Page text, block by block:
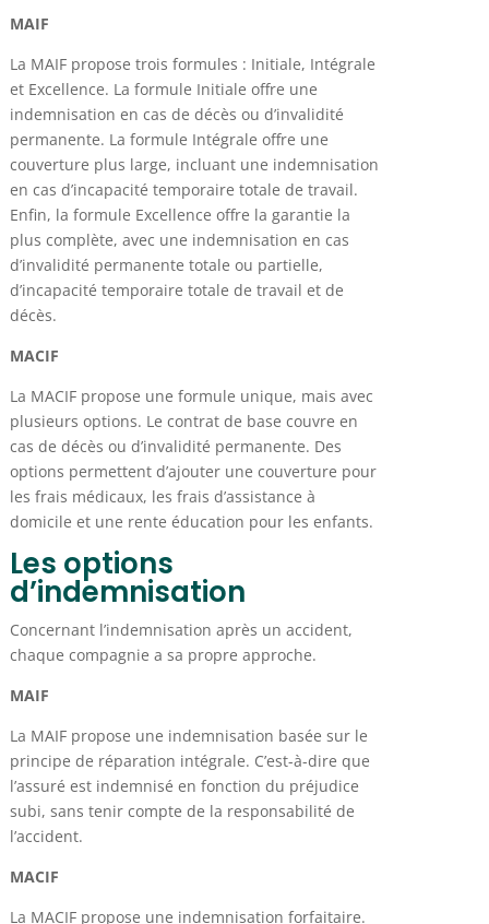
MAIF
La MAIF propose trois formules : Initiale, Intégrale
et Excellence. La formule Initiale offre une
indemnisation en cas de décès ou d’invalidité
permanente. La formule Intégrale offre une
couverture plus large, incluant une indemnisation
en cas d’incapacité temporaire totale de travail.
Enfin, la formule Excellence offre la garantie la
plus complète, avec une indemnisation en cas
d’invalidité permanente totale ou partielle,
d’incapacité temporaire totale de travail et de
décès.
MACIF
La MACIF propose une formule unique, mais avec
plusieurs options. Le contrat de base couvre en
cas de décès ou d’invalidité permanente. Des
options permettent d’ajouter une couverture pour
les frais médicaux, les frais d’assistance à
domicile et une rente éducation pour les enfants.
Les options
d’indemnisation
Concernant l’indemnisation après un accident,
chaque compagnie a sa propre approche.
MAIF
La MAIF propose une indemnisation basée sur le
principe de réparation intégrale. C’est-à-dire que
l’assuré est indemnisé en fonction du préjudice
subi, sans tenir compte de la responsabilité de
l’accident.
MACIF
La MACIF propose une indemnisation forfaitaire.